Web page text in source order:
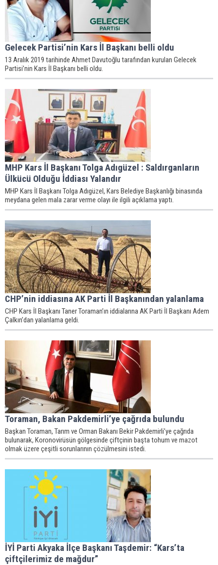
Gelecek Partisi’nin Kars İl Başkanı belli oldu
13 Aralık 2019 tarihinde Ahmet Davutoğlu tarafından kurulan Gelecek
Partisi’nin Kars İl Başkanı belli oldu.
MHP Kars İl Başkanı Tolga Adıgüzel : Saldırganların
Ülkücü Olduğu İddiası Yalandır
MHP Kars İl Başkanı Tolga Adıgüzel, Kars Belediye Başkanlığı binasında
meydana gelen mala zarar verme olayı ile ilgili açıklama yaptı.
CHP’nin iddiasına AK Parti İl Başkanından yalanlama
CHP Kars İl Başkanı Taner Toraman’ın iddialarına AK Parti İl Başkanı Adem
Çalkın’dan yalanlama geldi.
Toraman, Bakan Pakdemirli’ye çağrıda bulundu
Başkan Toraman, Tarım ve Orman Bakanı Bekir Pakdemirli’ye çağrıda
bulunarak, Koronovirüsün gölgesinde çiftçinin başta tohum ve mazot
olmak üzere çeşitli sorunlarının çözülmesini istedi.
İYİ Parti Akyaka İlçe Başkanı Taşdemir: “Kars’ta
çiftçilerimiz de mağdur”